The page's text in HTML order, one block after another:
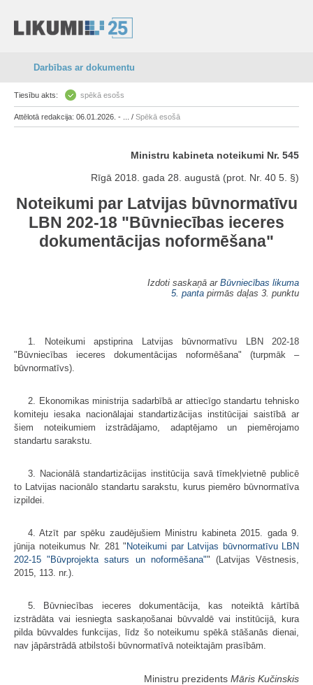
Darbības ar dokumentu
Tiesību akts: spēkā esošs
Attēlotā redakcija: 06.01.2026. - ... / Spēkā esošā
Ministru kabineta noteikumi Nr. 545
Rīgā 2018. gada 28. augustā (prot. Nr. 40 5. §)
Noteikumi par Latvijas būvnormatīvu
LBN 202-18 "Būvniecības ieceres
dokumentācijas noformēšana"
Izdoti saskaņā ar Būvniecības likuma
5. panta pirmās daļas 3. punktu
1. Noteikumi apstiprina Latvijas būvnormatīvu LBN 202-18
"Būvniecības ieceres dokumentācijas noformēšana" (turpmāk –
būvnormatīvs).
2. Ekonomikas ministrija sadarbībā ar attiecīgo standartu tehnisko
komiteju iesaka nacionālajai standartizācijas institūcijai saistībā ar
šiem noteikumiem izstrādājamo, adaptējamo un piemērojamo
standartu sarakstu.
3. Nacionālā standartizācijas institūcija savā tīmekļvietnē publicē
to Latvijas nacionālo standartu sarakstu, kurus piemēro būvnormatīva
izpildei.
4. Atzīt par spēku zaudējušiem Ministru kabineta 2015. gada 9.
jūnija noteikumus Nr. 281 "Noteikumi par Latvijas būvnormatīvu LBN
202-15 "Būvprojekta saturs un noformēšana"" (Latvijas Vēstnesis,
2015, 113. nr.).
5. Būvniecības ieceres dokumentācija, kas noteiktā kārtībā
izstrādāta vai iesniegta saskaņošanai būvvaldē vai institūcijā, kura
pilda būvvaldes funkcijas, līdz šo noteikumu spēkā stāšanās dienai,
nav jāpārstrādā atbilstoši būvnormatīvā noteiktajām prasībām.
Ministru prezidents Māris Kučinskis